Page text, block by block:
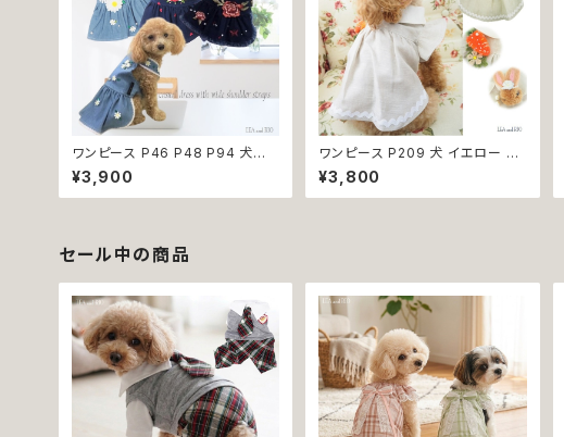
ワンピース P46 P48 P94 犬服
フラワー デニム調 トップス ナチュ
ラル ハンドメイド ブルー 青 花 パ
ール風 ビーズ ドッグ ウェア ドック
猫 おしゃれ かわいい 返品交換不
可
¥3,900
ワンピース P209 犬 イエロー ナ
チュラル 猫 ペット 服 犬服 犬の服
犬洋服 犬の洋服 洋服 猫服 猫の
服 猫洋服 猫の洋服 dog ドッグウ
¥3,800
セール中の商品